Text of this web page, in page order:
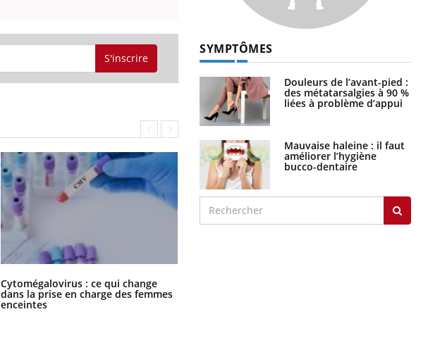
S'inscrire
Cytomégalovirus : ce qui change
dans la prise en charge des femmes
enceintes
SYMPTÔMES
Douleurs de l’avant-pied :
des métatarsalgies à 90 %
liées à problème d’appui
Mauvaise haleine : il faut
améliorer l’hygiène
bucco-dentaire